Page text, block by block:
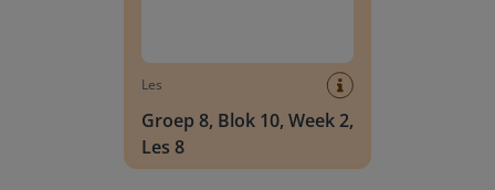
Les
Groep 8, Blok 10, Week 2,
Les 8